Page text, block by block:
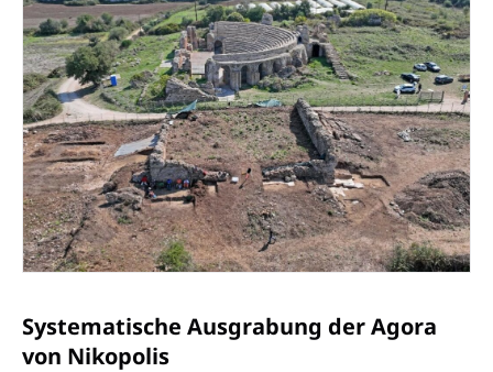
Systematische Ausgrabung der Agora
von Nikopolis